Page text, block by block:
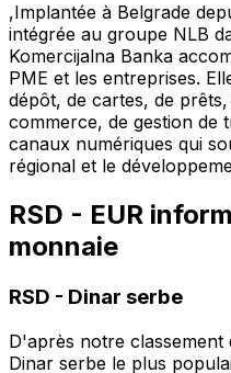
,Implantée à Belgrade
intégrée au groupe NLB
Komercijalna Banka
PME et les entreprises.
dépôt, de cartes, de
commerce, de gestion de
canaux numériques qui
régional et le
RSD - EUR
monnaie
RSD - Dinar serbe
D'après notre classement
Dinar serbe le plus